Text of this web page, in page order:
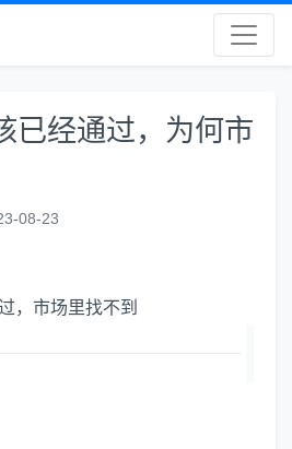
已经通过，为何市
08-23
，市场里找不到